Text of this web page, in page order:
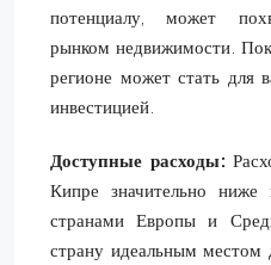
потенциалу, может
рынком недвижимости.
регионе может стать для
инвестицией.
Доступные расходы:
Кипре значительно
странами Европы и
страну идеальным местом